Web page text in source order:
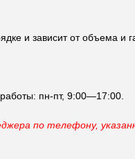
и зависит от объема и
пн-пт, 9:00—17:00.
по телефону,